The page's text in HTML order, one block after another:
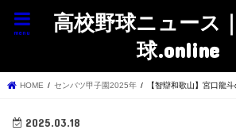
高校野球ニュース
球.online
menu
HOME センバツ甲子園2025年 【智辯和歌山】宮口龍
2025.03.18